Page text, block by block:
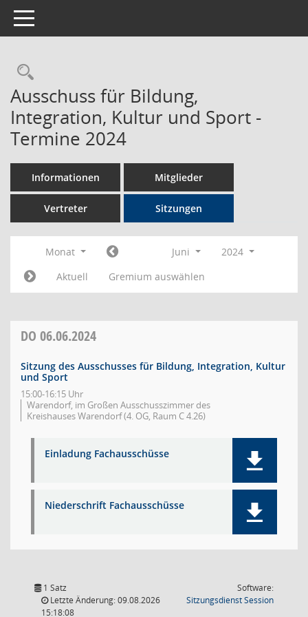
Toggle navigation
Rechercheauswahl
Ausschuss für Bildung,
Integration, Kultur und Sport -
Termine 2024
Informationen Mitglieder
Vertreter Sitzungen
Monat Juni
2024
Aktuell
Gremium auswählen
DO 06.06.2024
Sitzung des Ausschusses für Bildung, Integration, Kultur
und Sport
15:00-16:15 Uhr
Warendorf, im Großen Ausschusszimmer des
Kreishauses Warendorf (4. OG, Raum C 4.26)
Einladung Fachausschüsse
Niederschrift Fachausschüsse
1 Satz
Letzte Änderung: 09.08.2026
15:18:08
Software:
SitzungsdienstSession(Wird in